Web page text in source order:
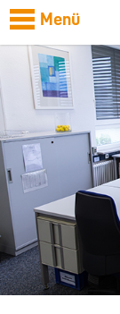
Menü